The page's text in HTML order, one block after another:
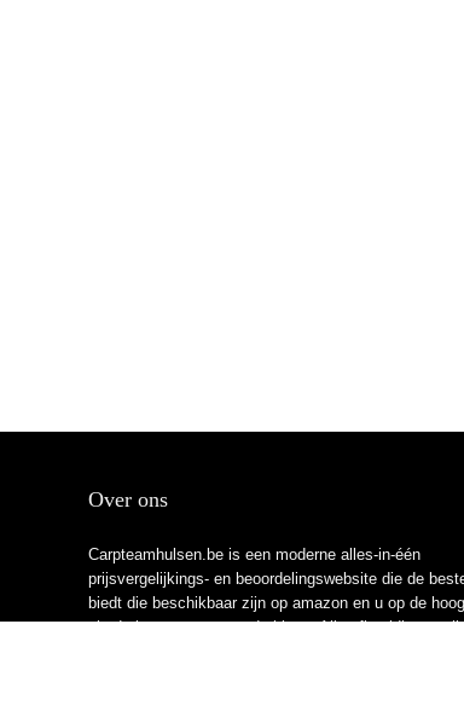
Over ons
Carpteamhulsen.be is een moderne alles-in-één
prijsvergelijkings- en beoordelingswebsite die de
biedt die beschikbaar zijn op amazon en u op de
via de laatst toegevoegde blogs. Alle afbeeldingen